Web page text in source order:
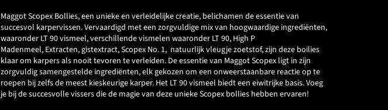
Maggot Scopex Bollies, een unieke en verleidelijke creatie, belichamen de essentie van
succesvol karpervissen. Vervaardigd met een zorgvuldige mix van hoogwaardige ingrediënten,
waaronder LT 90 vismeel, verschillende vismelen waaronder LT 90, High P
Madenmeel, Extracten, gistextract, Scopex No. 1, natuurlijk vleugje zoetstof, zijn deze boilies
klaar om karpers als nooit tevoren te verleiden. De essentie van Maggot Scopex ligt in zijn
zorgvuldig samengestelde ingrediënten, elk gekozen om een onweerstaanbare reactie op te
roepen bij zelfs de meest kieskeurige karper. Het LT 90 vismeel biedt een eiwitrijke basis. Voeg
je bij de succesvolle vissers die de magie van deze unieke Scopex bollies hebben ervaren!